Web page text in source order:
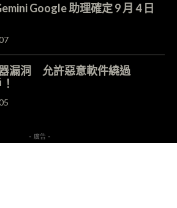
Google 助理確定 9 月 4 日
漏洞 允許惡意軟件繞過
- 廣告 -